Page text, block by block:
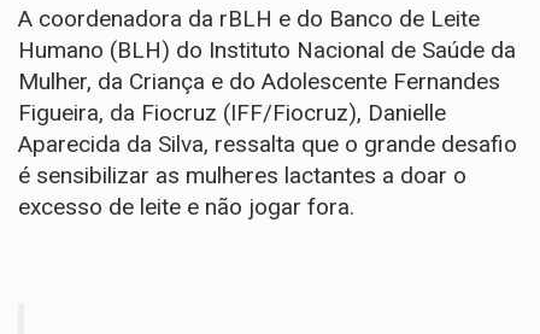
A coordenadora da rBLH e do Banco de Leite
Humano (BLH) do Instituto Nacional de Saúde da
Mulher, da Criança e do Adolescente Fernandes
Figueira, da Fiocruz (IFF/Fiocruz), Danielle
Aparecida da Silva, ressalta que o grande desafio
é sensibilizar as mulheres lactantes a doar o
excesso de leite e não jogar fora.